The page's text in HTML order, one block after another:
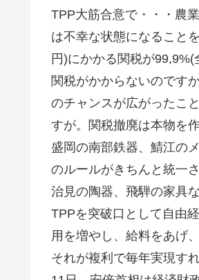
TPP大筋合意で・・・農
は不幸な状態になること
円)にかかる関税が
関税がかからないのです
のチャンスが広がったこ
すが。関税撤廃は本物を
盛岡の南部鉄器、鯖江の
のルールがきちんと統一
治見の陶器、飛騨の家具
TPPを突破口として自由
用を増やし、給料をあげ
それが複利で毎年実現す